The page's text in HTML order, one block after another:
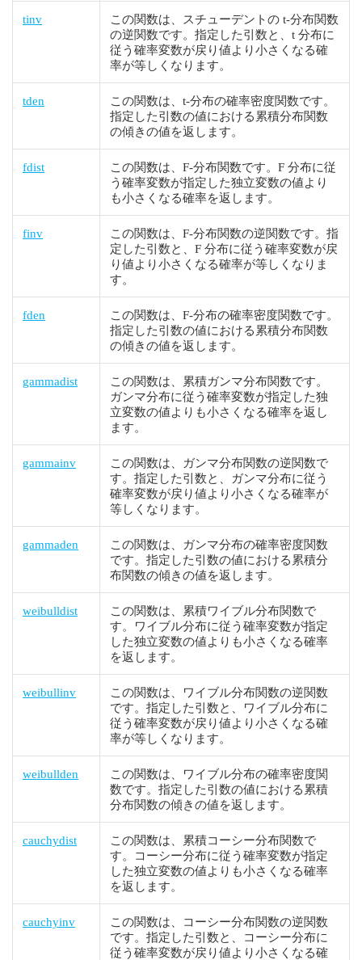
tinv
この関数は、スチューデントの t-分布関数
の逆関数です。指定した引数と、t 分布に
従う確率変数が戻り値より小さくなる確
率が等しくなります。
tden
この関数は、t-分布の確率密度関数です。
指定した引数の値における累積分布関数
の傾きの値を返します。
fdist
この関数は、F-分布関数です。F 分布に従
う確率変数が指定した独立変数の値より
も小さくなる確率を返します。
finv
この関数は、F-分布関数の逆関数です。指
定した引数と、F 分布に従う確率変数が戻
り値より小さくなる確率が等しくなりま
す。
fden
この関数は、F-分布の確率密度関数です。
指定した引数の値における累積分布関数
の傾きの値を返します。
gammadist
この関数は、累積ガンマ分布関数です。
ガンマ分布に従う確率変数が指定した独
立変数の値よりも小さくなる確率を返し
ます。
gammainv
この関数は、ガンマ分布関数の逆関数で
す。指定した引数と、ガンマ分布に従う
確率変数が戻り値より小さくなる確率が
等しくなります。
gammaden
この関数は、ガンマ分布の確率密度関数
です。指定した引数の値における累積分
布関数の傾きの値を返します。
weibulldist
この関数は、累積ワイブル分布関数で
す。ワイブル分布に従う確率変数が指定
した独立変数の値よりも小さくなる確率
を返します。
weibullinv
この関数は、ワイブル分布関数の逆関数
です。指定した引数と、ワイブル分布に
従う確率変数が戻り値より小さくなる確
率が等しくなります。
weibullden
この関数は、ワイブル分布の確率密度関
数です。指定した引数の値における累積
分布関数の傾きの値を返します。
cauchydist
この関数は、累積コーシー分布関数で
す。コーシー分布に従う確率変数が指定
した独立変数の値よりも小さくなる確率
を返します。
cauchyinv
この関数は、コーシー分布関数の逆関数
です。指定した引数と、コーシー分布に
従う確率変数が戻り値より小さくなる確